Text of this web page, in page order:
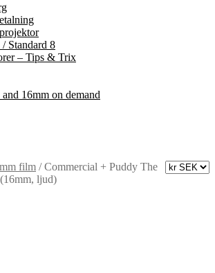
/ Standard 8
– Tips & Trix
and 16mm on demand
film /Commercial + Puddy The
ljud)